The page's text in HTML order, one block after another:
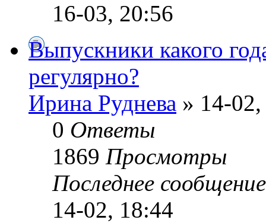
16-03, 20:56
Выпускники какого
регулярно?
Ирина Руднева » 14-
0 Ответы
1869 Просмотры
Последнее
14-02, 18:44